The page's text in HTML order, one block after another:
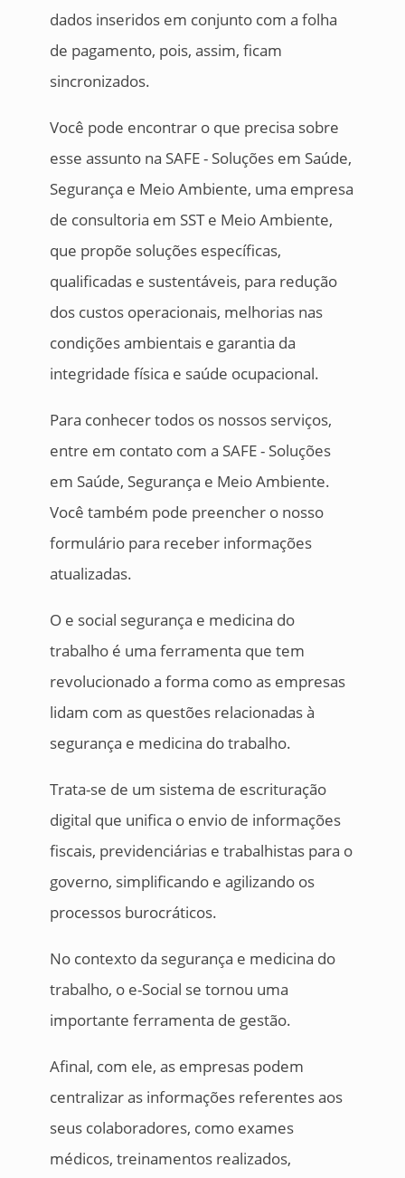
dados inseridos em conjunto com a folha
de pagamento, pois, assim, ficam
sincronizados.
Você pode encontrar o que precisa sobre
esse assunto na SAFE - Soluções em Saúde,
Segurança e Meio Ambiente, uma empresa
de consultoria em SST e Meio Ambiente,
que propõe soluções específicas,
qualificadas e sustentáveis, para redução
dos custos operacionais, melhorias nas
condições ambientais e garantia da
integridade física e saúde ocupacional.
Para conhecer todos os nossos serviços,
entre em contato com a SAFE - Soluções
em Saúde, Segurança e Meio Ambiente.
Você também pode preencher o nosso
formulário para receber informações
atualizadas.
O e social segurança e medicina do
trabalho é uma ferramenta que tem
revolucionado a forma como as empresas
lidam com as questões relacionadas à
segurança e medicina do trabalho.
Trata-se de um sistema de escrituração
digital que unifica o envio de informações
fiscais, previdenciárias e trabalhistas para o
governo, simplificando e agilizando os
processos burocráticos.
No contexto da segurança e medicina do
trabalho, o e-Social se tornou uma
importante ferramenta de gestão.
Afinal, com ele, as empresas podem
centralizar as informações referentes aos
seus colaboradores, como exames
médicos, treinamentos realizados,